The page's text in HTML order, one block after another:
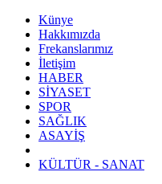
Künye
Hakkımızda
Frekanslarımız
İletişim
HABER
SİYASET
SPOR
SAĞLIK
ASAYİŞ
KÜLTÜR - SANAT